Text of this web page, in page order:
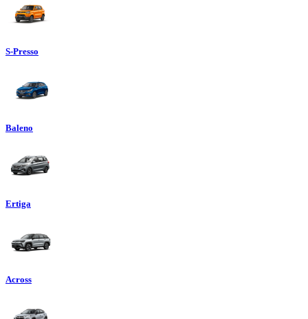
S-Presso
Baleno
Ertiga
Across